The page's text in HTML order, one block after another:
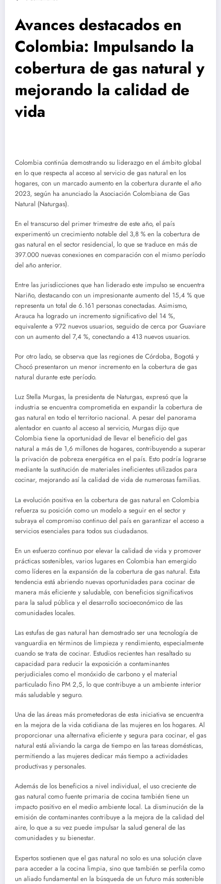
Avances destacados en
Colombia: Impulsando la
cobertura de gas natural y
mejorando la calidad de
vida
Colombia continúa demostrando su liderazgo en el ámbito global
en lo que respecta al acceso al servicio de gas natural en los
hogares, con un marcado aumento en la cobertura durante el año
2023, según ha anunciado la Asociación Colombiana de Gas
Natural (Naturgas).
En el transcurso del primer trimestre de este año, el país
experimentó un crecimiento notable del 3,8 % en la cobertura de
gas natural en el sector residencial, lo que se traduce en más de
397.000 nuevas conexiones en comparación con el mismo período
del año anterior.
Entre las jurisdicciones que han liderado este impulso se encuentra
Nariño, destacando con un impresionante aumento del 15,4 % que
representa un total de 6.161 personas conectadas. Asimismo,
Arauca ha logrado un incremento significativo del 14 %,
equivalente a 972 nuevos usuarios, seguido de cerca por Guaviare
con un aumento del 7,4 %, conectando a 413 nuevos usuarios.
Por otro lado, se observa que las regiones de Córdoba, Bogotá y
Chocó presentaron un menor incremento en la cobertura de gas
natural durante este período.
Luz Stella Murgas, la presidenta de Naturgas, expresó que la
industria se encuentra comprometida en expandir la cobertura de
gas natural en todo el territorio nacional. A pesar del panorama
alentador en cuanto al acceso al servicio, Murgas dijo que
Colombia tiene la oportunidad de llevar el beneficio del gas
natural a más de 1,6 millones de hogares, contribuyendo a superar
la privación de pobreza energética en el país. Esto podría lograrse
mediante la sustitución de materiales ineficientes utilizados para
cocinar, mejorando así la calidad de vida de numerosas familias.
La evolución positiva en la cobertura de gas natural en Colombia
refuerza su posición como un modelo a seguir en el sector y
subraya el compromiso continuo del país en garantizar el acceso a
servicios esenciales para todos sus ciudadanos.
En un esfuerzo continuo por elevar la calidad de vida y promover
prácticas sostenibles, varios lugares en Colombia han emergido
como líderes en la expansión de la cobertura de gas natural. Esta
tendencia está abriendo nuevas oportunidades para cocinar de
manera más eficiente y saludable, con beneficios significativos
para la salud pública y el desarrollo socioeconómico de las
comunidades locales.
Las estufas de gas natural han demostrado ser una tecnología de
vanguardia en términos de limpieza y rendimiento, especialmente
cuando se trata de cocinar. Estudios recientes han resaltado su
capacidad para reducir la exposición a contaminantes
perjudiciales como el monóxido de carbono y el material
particulado fino PM 2,5, lo que contribuye a un ambiente interior
más saludable y seguro.
Una de las áreas más prometedoras de esta iniciativa se encuentra
en la mejora de la vida cotidiana de las mujeres en los hogares. Al
proporcionar una alternativa eficiente y segura para cocinar, el gas
natural está aliviando la carga de tiempo en las tareas domésticas,
permitiendo a las mujeres dedicar más tiempo a actividades
productivas y personales.
Además de los beneficios a nivel individual, el uso creciente de
gas natural como fuente primaria de cocina también tiene un
impacto positivo en el medio ambiente local. La disminución de la
emisión de contaminantes contribuye a la mejora de la calidad del
aire, lo que a su vez puede impulsar la salud general de las
comunidades y su bienestar.
Expertos sostienen que el gas natural no solo es una solución clave
para acceder a la cocina limpia, sino que también se perfila como
un aliado fundamental en la búsqueda de un futuro más sostenible